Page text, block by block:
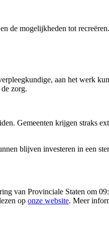
de mogelijkheden tot recreëren.
aan het werk
zorg.
Gemeenten krijgen straks
blijven investeren in een
van Provinciale Staten om
op onze website. Meer